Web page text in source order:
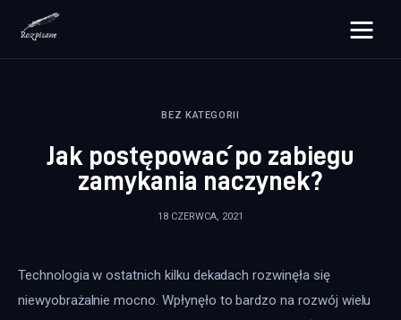
rozpisane.pl
Zdrowie
Więcej
BEZ KATEGORII
Jak postępować po zabiegu
zamykania naczynek?
18 CZERWCA, 2021
Technologia w ostatnich kilku dekadach rozwinęła się
niewyobrażalnie mocno. Wpłynęło to bardzo na rozwój wielu